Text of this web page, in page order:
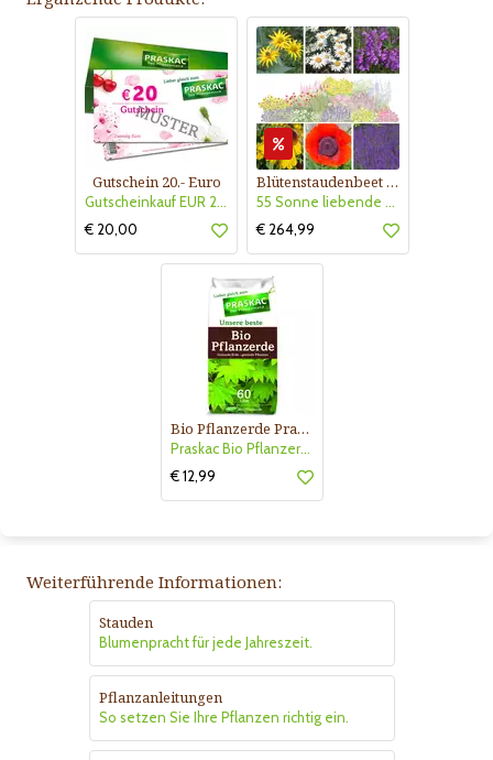
Gutschein 20.- Euro
Gutscheinkauf EUR 20.-
€ 20,00
Blütenstaudenbeet Kollektion Nr. 504
55 Sonne liebende Stauden für 6 m² Beet mit Pflanzplan
€ 264,99
Bio Pflanzerde Praskac
Praskac Bio Pflanzerde
€ 12,99
Weiterführende Informationen:
Stauden
Blumenpracht für jede Jahreszeit.
Pflanzanleitungen
So setzen Sie Ihre Pflanzen richtig ein.